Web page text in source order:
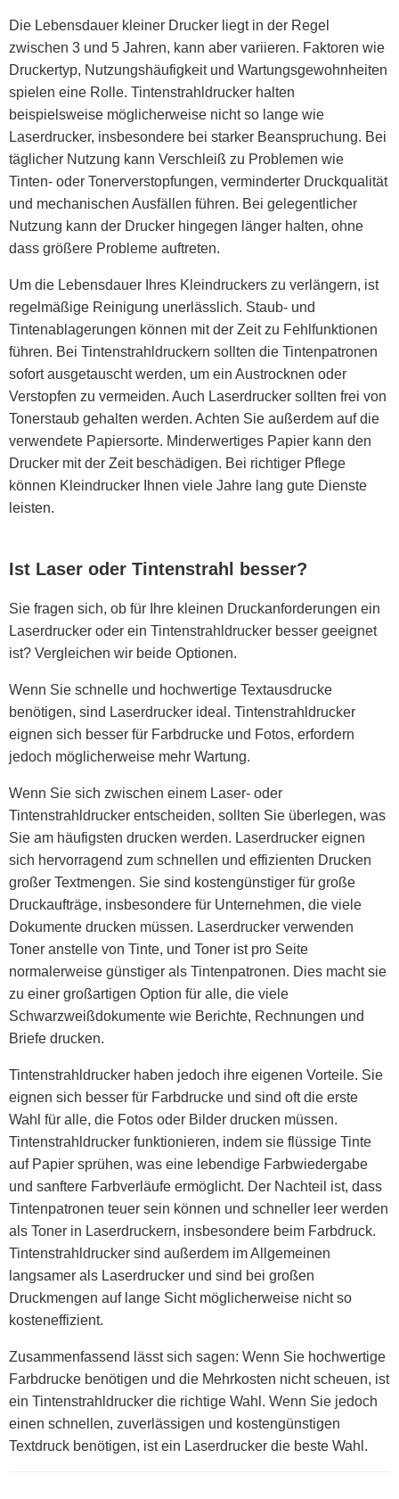
Die Lebensdauer kleiner Drucker liegt in der Regel
zwischen 3 und 5 Jahren, kann aber variieren. Faktoren wie
Druckertyp, Nutzungshäufigkeit und Wartungsgewohnheiten
spielen eine Rolle. Tintenstrahldrucker halten
beispielsweise möglicherweise nicht so lange wie
Laserdrucker, insbesondere bei starker Beanspruchung. Bei
täglicher Nutzung kann Verschleiß zu Problemen wie
Tinten- oder Tonerverstopfungen, verminderter Druckqualität
und mechanischen Ausfällen führen. Bei gelegentlicher
Nutzung kann der Drucker hingegen länger halten, ohne
dass größere Probleme auftreten.
Um die Lebensdauer Ihres Kleindruckers zu verlängern, ist
regelmäßige Reinigung unerlässlich. Staub- und
Tintenablagerungen können mit der Zeit zu Fehlfunktionen
führen. Bei Tintenstrahldruckern sollten die Tintenpatronen
sofort ausgetauscht werden, um ein Austrocknen oder
Verstopfen zu vermeiden. Auch Laserdrucker sollten frei von
Tonerstaub gehalten werden. Achten Sie außerdem auf die
verwendete Papiersorte. Minderwertiges Papier kann den
Drucker mit der Zeit beschädigen. Bei richtiger Pflege
können Kleindrucker Ihnen viele Jahre lang gute Dienste
leisten.
Ist Laser oder Tintenstrahl besser?
Sie fragen sich, ob für Ihre kleinen Druckanforderungen ein
Laserdrucker oder ein Tintenstrahldrucker besser geeignet
ist? Vergleichen wir beide Optionen.
Wenn Sie schnelle und hochwertige Textausdrucke
benötigen, sind Laserdrucker ideal. Tintenstrahldrucker
eignen sich besser für Farbdrucke und Fotos, erfordern
jedoch möglicherweise mehr Wartung.
Wenn Sie sich zwischen einem Laser- oder
Tintenstrahldrucker entscheiden, sollten Sie überlegen, was
Sie am häufigsten drucken werden. Laserdrucker eignen
sich hervorragend zum schnellen und effizienten Drucken
großer Textmengen. Sie sind kostengünstiger für große
Druckaufträge, insbesondere für Unternehmen, die viele
Dokumente drucken müssen. Laserdrucker verwenden
Toner anstelle von Tinte, und Toner ist pro Seite
normalerweise günstiger als Tintenpatronen. Dies macht sie
zu einer großartigen Option für alle, die viele
Schwarzweißdokumente wie Berichte, Rechnungen und
Briefe drucken.
Tintenstrahldrucker haben jedoch ihre eigenen Vorteile. Sie
eignen sich besser für Farbdrucke und sind oft die erste
Wahl für alle, die Fotos oder Bilder drucken müssen.
Tintenstrahldrucker funktionieren, indem sie flüssige Tinte
auf Papier sprühen, was eine lebendige Farbwiedergabe
und sanftere Farbverläufe ermöglicht. Der Nachteil ist, dass
Tintenpatronen teuer sein können und schneller leer werden
als Toner in Laserdruckern, insbesondere beim Farbdruck.
Tintenstrahldrucker sind außerdem im Allgemeinen
langsamer als Laserdrucker und sind bei großen
Druckmengen auf lange Sicht möglicherweise nicht so
kosteneffizient.
Zusammenfassend lässt sich sagen: Wenn Sie hochwertige
Farbdrucke benötigen und die Mehrkosten nicht scheuen, ist
ein Tintenstrahldrucker die richtige Wahl. Wenn Sie jedoch
einen schnellen, zuverlässigen und kostengünstigen
Textdruck benötigen, ist ein Laserdrucker die beste Wahl.